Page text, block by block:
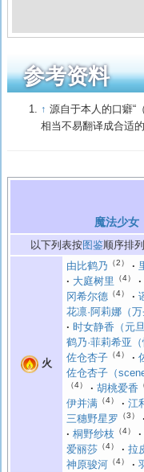
参考资料
↑ 源自于本人的口癖“（
相当不易翻译成合适的
魔法少女
以下列表按图鉴顺序排
火
由比鹤乃 （2）
大庭树里 （4）
冈希尔德 （4）
花凛·阿莉娜（万
时女静香（元
鹤乃·菲莉希亚（
佐仓杏子 （4）
佐仓杏子（
（4） 胡桃爱香
伊并满 （4） 江
三穗野星罗 （3）
桐野纱枝 （4）
爱丽莎 （4） 拉
神原骏河 （4）